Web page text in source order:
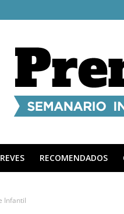
RECOMENDADOS
Infantil